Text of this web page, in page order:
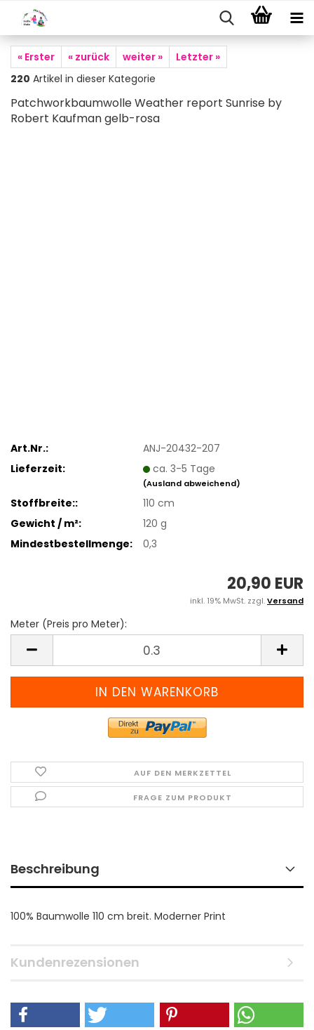
« Erster « zurück weiter »
Letzter »
220 Artikel in dieser Kategorie
Patchworkbaumwolle Weather report Sunrise by
Robert Kaufman gelb-rosa
Art.Nr.:
ANJ-20432-207
Lieferzeit:
ca. 3-5 Tage
(Ausland abweichend)
Stoffbreite::
110 cm
Gewicht / m²:
120 g
Mindestbestellmenge:
0,3
20,90 EUR
inkl. 19% MwSt. zzgl.Versand
Meter (Preis pro Meter):
(Preis
pro
AUF DEN MERKZETTEL
FRAGE ZUM PRODUKT
Beschreibung
100% Baumwolle 110 cm breit. Moderner Print
Kundenrezensionen